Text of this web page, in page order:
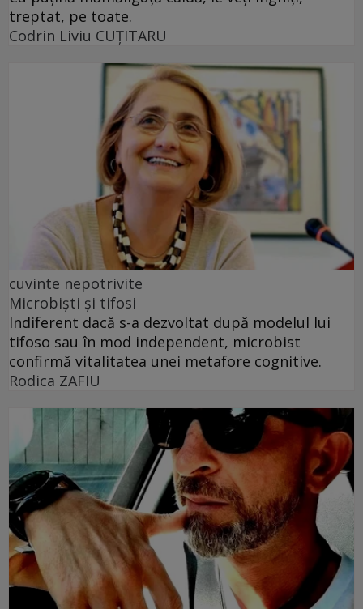
treptat, pe toate.
Codrin Liviu CUŢITARU
cuvinte nepotrivite
Microbiști și tifosi
Indiferent dacă s-a dezvoltat după modelul lui
tifoso sau în mod independent, microbist
confirmă vitalitatea unei metafore cognitive.
Rodica ZAFIU